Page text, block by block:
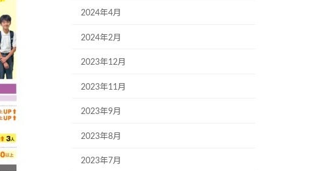
2024年4月
2024年2月
2023年12月
2023年11月
2023年9月
2023年8月
2023年7月